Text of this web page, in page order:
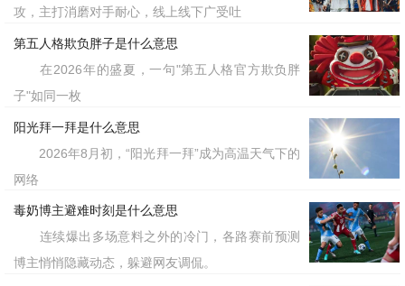
攻，主打消磨对手耐心，线上线下广受吐
第五人格欺负胖子是什么意思
在2026年的盛夏，一句"第五人格官方欺负胖
子"如同一枚
阳光拜一拜是什么意思
2026年8月初，“阳光拜一拜”成为高温天气下的
网络
毒奶博主避难时刻是什么意思
连续爆出多场意料之外的冷门，各路赛前预测
博主悄悄隐藏动态，躲避网友调侃。